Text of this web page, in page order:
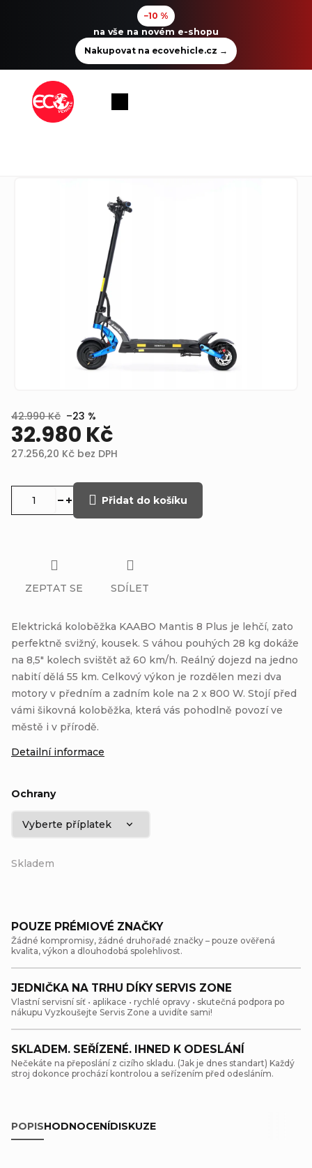
−10 %
na vše na novém e-shopu
Nakupovat na ecovehicle.cz →
Nákupní
42.990 Kč –23 %
32.980 Kč
27.256,20 Kč bez DPH
cena:
Skladem
Ochrany
Přidat do košíku
Elektrická koloběžka KAABO Mantis 8 Plus je lehčí, zato
perfektně svižný, kousek. S váhou pouhých 28 kg dokáže
na 8,5" kolech svištět až 60 km/h. Reálný dojezd na jedno
nabití dělá 55 km. Celkový výkon je rozdělen mezi dva
motory v předním a zadním kole na 2 x 800 W. Stojí před
vámi šikovná koloběžka, která vás pohodlně povozí ve
městě i v přírodě.
Detailní informace
ZEPTAT SE SDÍLET
POUZE PRÉMIOVÉ ZNAČKY
Žádné kompromisy, žádné druhořadé značky – pouze ověřená
kvalita, výkon a dlouhodobá spolehlivost.
JEDNIČKA NA TRHU DÍKY SERVIS ZONE
Vlastní servisní síť • aplikace • rychlé opravy • skutečná podpora po
nákupu Vyzkoušejte Servis Zone a uvidíte sami!
SKLADEM. SEŘÍZENÉ. IHNED K ODESLÁNÍ
Nečekáte na přeposlání z cizího skladu. (Jak je dnes standart) Každý
stroj dokonce prochází kontrolou a seřízením před odesláním.
POPISHODNOCENÍDISKUZE